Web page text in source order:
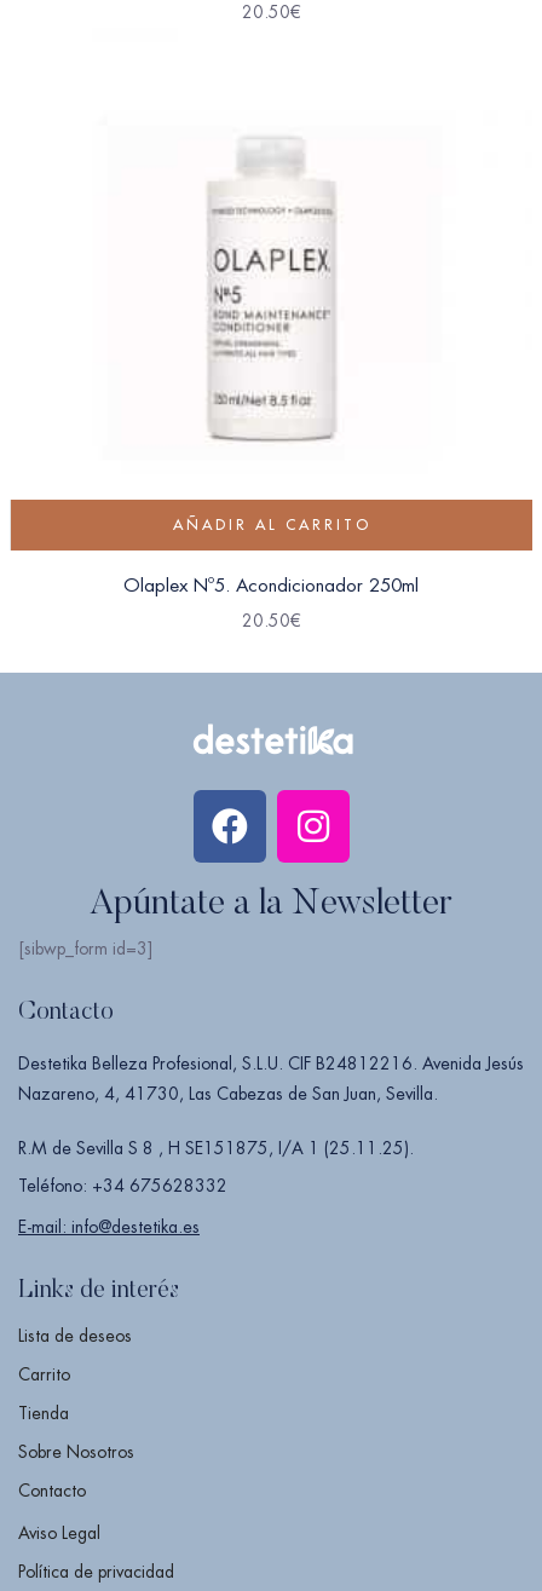
20.50€
AÑADIR AL CARRITO
Olaplex Nº5. Acondicionador 250ml
20.50€
Apúntate a la Newsletter
[sibwp_form id=3]
Contacto
Destetika Belleza Profesional, S.L.U. CIF B24812216. Avenida Jesús
Nazareno, 4, 41730, Las Cabezas de San Juan, Sevilla.
R.M de Sevilla S 8 , H SE151875, I/A 1 (25.11.25).
Teléfono: +34 675628332
E-mail: info@destetika.es
Links de interés
Lista de deseos
Carrito
Tienda
Sobre Nosotros
Contacto
Aviso Legal
Política de privacidad